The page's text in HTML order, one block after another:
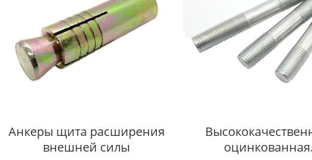
Анкеры щита расширения
внешней силы
оцинкованная